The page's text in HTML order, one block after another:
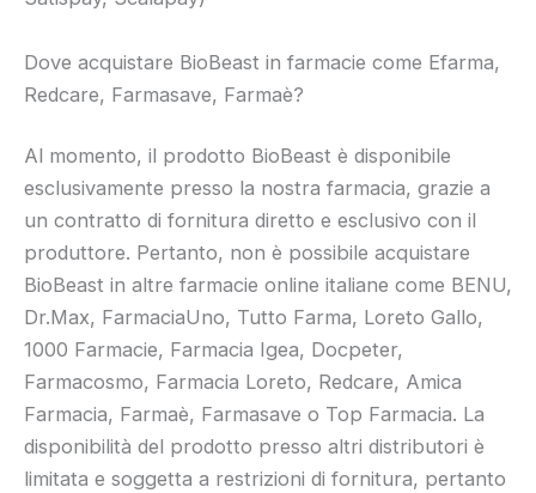
Dove acquistare BioBeast in farmacie come Efarma,
Redcare, Farmasave, Farmaè?
Al momento, il prodotto BioBeast è disponibile
esclusivamente presso la nostra farmacia, grazie a
un contratto di fornitura diretto e esclusivo con il
produttore. Pertanto, non è possibile acquistare
BioBeast in altre farmacie online italiane come BENU,
Dr.Max, FarmaciaUno, Tutto Farma, Loreto Gallo,
1000 Farmacie, Farmacia Igea, Docpeter,
Farmacosmo, Farmacia Loreto, Redcare, Amica
Farmacia, Farmaè, Farmasave o Top Farmacia. La
disponibilità del prodotto presso altri distributori è
limitata e soggetta a restrizioni di fornitura, pertanto